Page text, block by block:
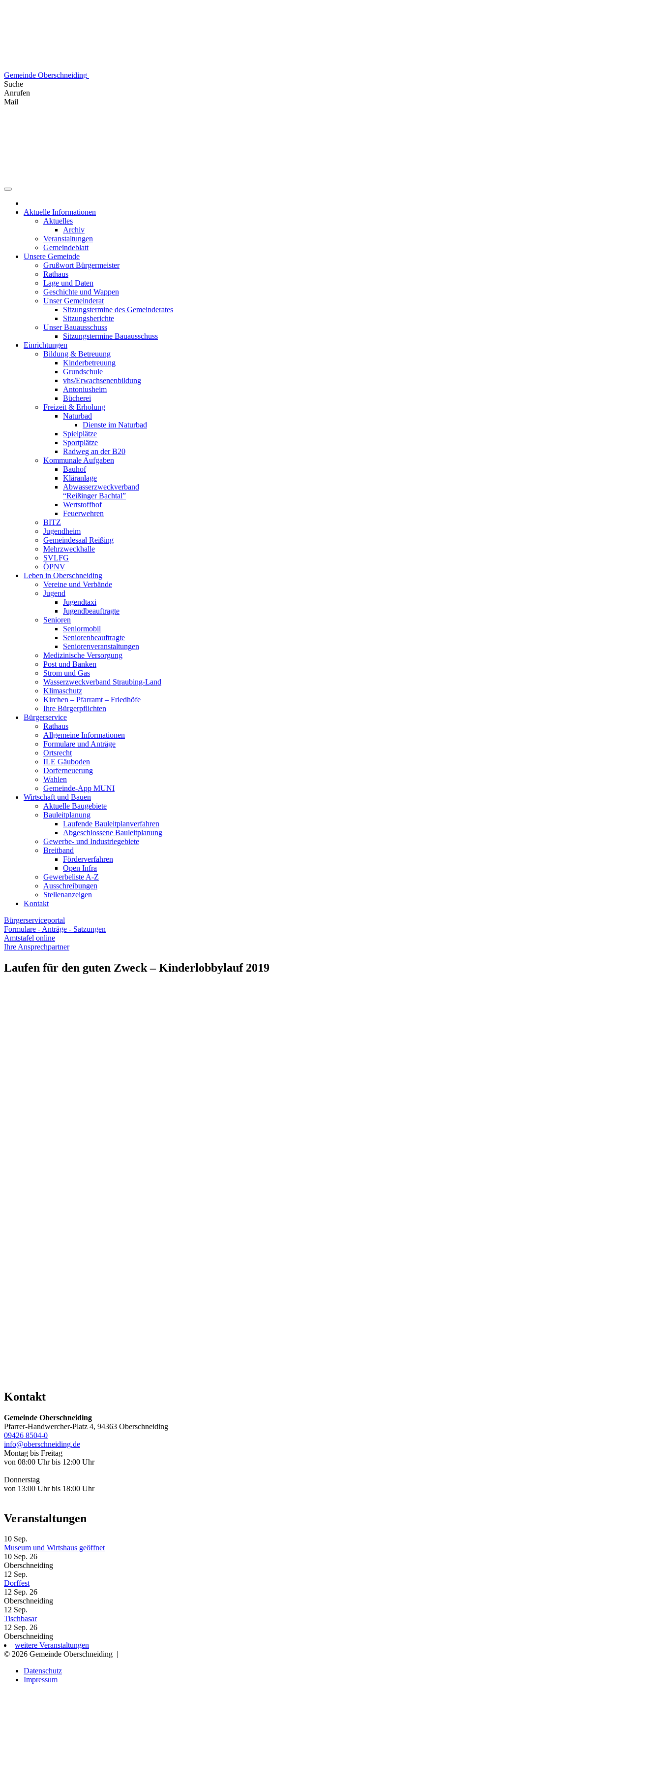
Gemeinde Oberschneiding
Suche
Anrufen
Mail
Aktuelle Informationen
Aktuelles
Archiv
Veranstaltungen
Gemeindeblatt
Unsere Gemeinde
Grußwort Bürgermeister
Rathaus
Lage und Daten
Geschichte und Wappen
Unser Gemeinderat
Sitzungstermine des Gemeinderates
Sitzungsberichte
Unser Bauausschuss
Sitzungstermine Bauausschuss
Einrichtungen
Bildung & Betreuung
Kinderbetreuung
Grundschule
vhs/Erwachsenenbildung
Antoniusheim
Bücherei
Freizeit & Erholung
Naturbad
Dienste im Naturbad
Spielplätze
Sportplätze
Radweg an der B20
Kommunale Aufgaben
Bauhof
Kläranlage
Abwasserzweckverband
“Reißinger Bachtal”
Wertstoffhof
Feuerwehren
BITZ
Jugendheim
Gemeindesaal Reißing
Mehrzweckhalle
SVLFG
ÖPNV
Leben in Oberschneiding
Vereine und Verbände
Jugend
Jugendtaxi
Jugendbeauftragte
Senioren
Seniormobil
Seniorenbeauftragte
Seniorenveranstaltungen
Medizinische Versorgung
Post und Banken
Strom und Gas
Wasserzweckverband Straubing-Land
Klimaschutz
Kirchen – Pfarramt – Friedhöfe
Ihre Bürgerpflichten
Bürgerservice
Rathaus
Allgemeine Informationen
Formulare und Anträge
Ortsrecht
ILE Gäuboden
Dorferneuerung
Wahlen
Gemeinde-App MUNI
Wirtschaft und Bauen
Aktuelle Baugebiete
Bauleitplanung
Laufende Bauleitplanverfahren
Abgeschlossene Bauleitplanung
Gewerbe- und Industriegebiete
Breitband
Förderverfahren
Open Infra
Gewerbeliste A-Z
Ausschreibungen
Stellenanzeigen
Kontakt
Bürgerserviceportal
Formulare - Anträge - Satzungen
Amtstafel online
Ihre Ansprechpartner
Laufen für den guten Zweck – Kinderlobbylauf 2019
Kontakt
Gemeinde Oberschneiding
Pfarrer-Handwercher-Platz 4, 94363 Oberschneiding
09426 8504-0
info@oberschneiding.de
Montag bis Freitag
von 08:00 Uhr bis 12:00 Uhr
Donnerstag
von 13:00 Uhr bis 18:00 Uhr
Veranstaltungen
10 Sep.
Museum und Wirtshaus geöffnet
10 Sep. 26
Oberschneiding
12 Sep.
Dorffest
12 Sep. 26
Oberschneiding
12 Sep.
Tischbasar
12 Sep. 26
Oberschneiding
weitere Veranstaltungen
© 2026 Gemeinde Oberschneiding |
Datenschutz
Impressum